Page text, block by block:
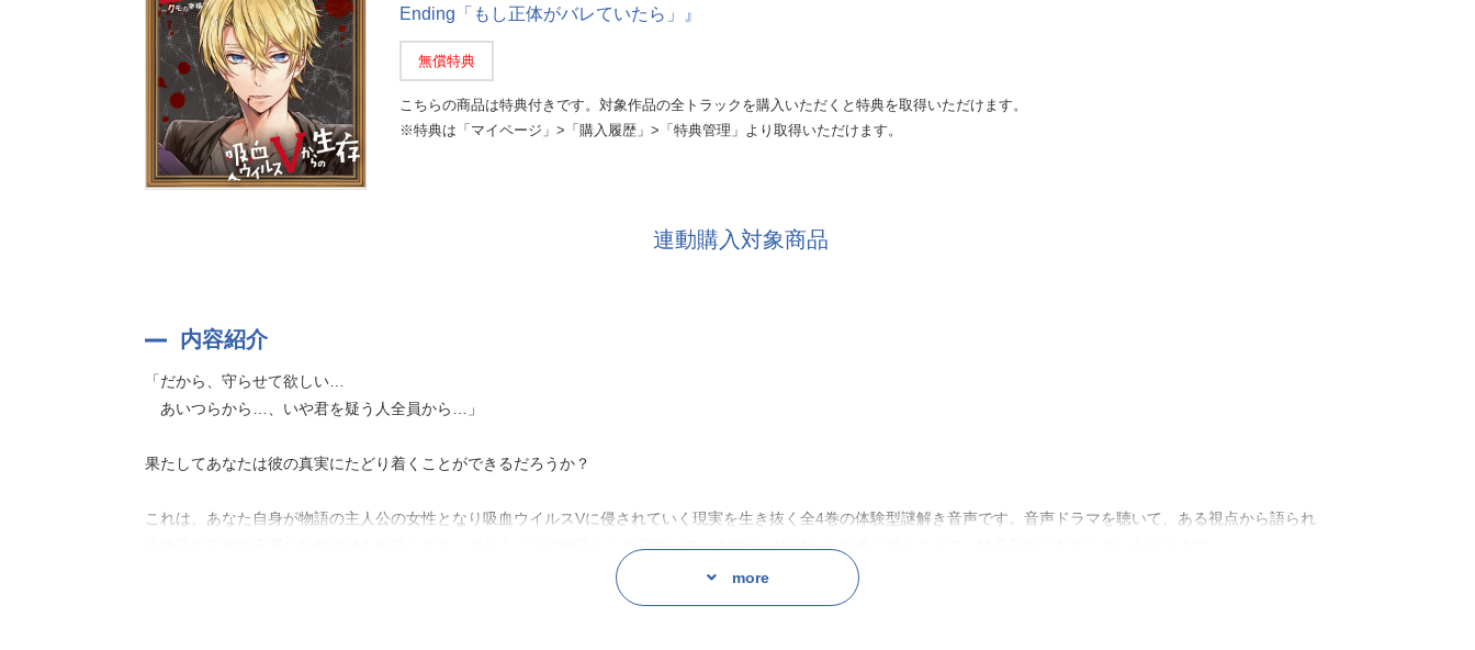
Ending「もし正体がバレていたら」』
無償特典
こちらの商品は特典付きです。対象作品の全トラックを購入いただくと特典を取得いただけます。
※特典は「マイページ」>「購入履歴」>「特典管理」より取得いただけます。
連動購入対象商品
内容紹介
「だから、守らせて欲しい…
あいつらから…、いや君を疑う人全員から…」
果たしてあなたは彼の真実にたどり着くことができるだろうか？
これは、あなた自身が物語の主人公の女性となり吸血ウイルスVに侵されていく現実を生き抜く全4巻の体験型謎解き音声です。音声ドラマを聴いて、ある視点から語られ
る物語の真相や不審な行動の謎を推理します。どれも１つの物語として完結していますが、Vol.1から順番に聴くことで、時系列順にお楽しみいただけます。
more